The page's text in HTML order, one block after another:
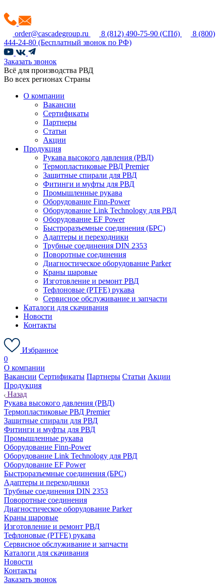
order@cascadegroup.ru 8 (812) 490-75-90 (СПб)
8 (800)
444-24-80 (Бесплатный звонок по РФ)
Заказать звонок
Всё для производства РВД
Во всех регионах Страны
О компании
Вакансии
Сертификаты
Партнеры
Статьи
Акции
Продукция
Рукава высокого давления (РВД)
Термопластиковые РВД Premier
Защитные спирали для РВД
Фитинги и муфты для РВД
Промышленные рукава
Оборудование Finn-Power
Оборудование Link Technology для РВД
Оборудование EF Power
Быстроразъемные соединения (БРС)
Адаптеры и переходники
Трубные соединения DIN 2353
Поворотные соединения
Диагностическое оборудование Parker
Краны шаровые
Изготовление и ремонт РВД
Тефлоновые (PTFE) рукава
Сервисное обслуживание и запчасти
Каталоги для скачивания
Новости
Контакты
Избранное
0
О компании
Вакансии Сертификаты Партнеры Статьи Акции
Продукция
Назад
Рукава высокого давления (РВД)
Термопластиковые РВД Premier
Защитные спирали для РВД
Фитинги и муфты для РВД
Промышленные рукава
Оборудование Finn-Power
Оборудование Link Technology для РВД
Оборудование EF Power
Быстроразъемные соединения (БРС)
Адаптеры и переходники
Трубные соединения DIN 2353
Поворотные соединения
Диагностическое оборудование Parker
Краны шаровые
Изготовление и ремонт РВД
Тефлоновые (PTFE) рукава
Сервисное обслуживание и запчасти
Каталоги для скачивания
Новости
Контакты
Заказать звонок